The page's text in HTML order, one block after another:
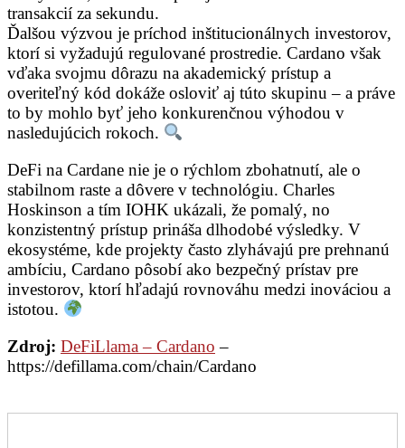
transakcií za sekundu.
Ďalšou výzvou je príchod inštitucionálnych investorov,
ktorí si vyžadujú regulované prostredie. Cardano však
vďaka svojmu dôrazu na akademický prístup a
overiteľný kód dokáže osloviť aj túto skupinu – a práve
to by mohlo byť jeho konkurenčnou výhodou v
nasledujúcich rokoch.
DeFi na Cardane nie je o rýchlom zbohatnutí, ale o
stabilnom raste a dôvere v technológiu. Charles
Hoskinson a tím IOHK ukázali, že pomalý, no
konzistentný prístup prináša dlhodobé výsledky. V
ekosystéme, kde projekty často zlyhávajú pre prehnanú
ambíciu, Cardano pôsobí ako bezpečný prístav pre
investorov, ktorí hľadajú rovnováhu medzi inováciou a
istotou.
Zdroj: DeFiLlama – Cardano –
https://defillama.com/chain/Cardano